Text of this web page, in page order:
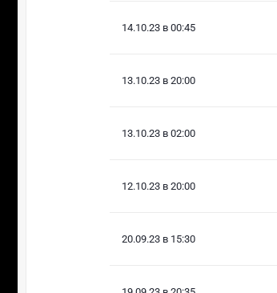
14.10.23 в 00:45
13.10.23 в 20:00
13.10.23 в 02:00
12.10.23 в 20:00
20.09.23 в 15:30